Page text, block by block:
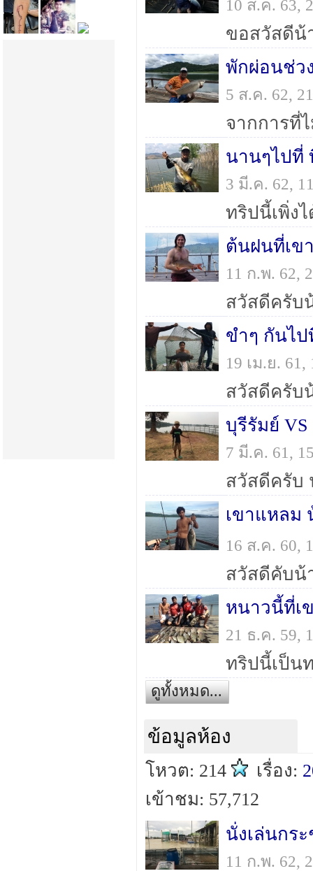
10 ส.ค. 63,
พักผ่อนช่ว
5 ส.ค. 62,
นานๆไปที่
3 มี.ค. 62,
ต้นฝนที่เข
11 ก.พ. 62,
ขำๆ กันไ
19 เม.ย.
บุรีรัมย์
7 มี.ค. 61,
เขาแหลม
16 ส.ค. 60,
หนาวนี้ที่เ
21 ธ.ค. 59,
ดูทั้งหมด...
ข้อมูลห้อง
โหวต: 214 เรื่อง:
เข้าชม: 57,712
นั่งเล่นกร
11 ก.พ. 62,